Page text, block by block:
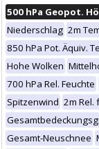
500 hPa Geopot.
Niederschlag 2m
850 hPa Pot. Äquiv.
Hohe Wolken
700 hPa Rel. Feuchte
Spitzenwind 2m Rel.
Gesamt-Neuschnee